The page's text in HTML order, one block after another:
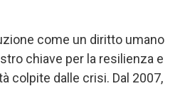
come un diritto umano
chiave per la resilienza e
colpite dalle crisi. Dal 2007,